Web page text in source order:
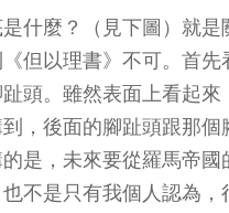
什麼？（見下圖）就
但以理書》不可。首
頭。雖然表面上看起
，後面的腳趾頭跟那
是，未來要從羅馬帝
不是只有我個人認為